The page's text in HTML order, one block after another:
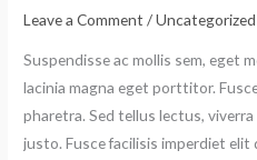
Leave a Comment /Uncategorized
Suspendisse ac mollis sem, eget
lacinia magna eget porttitor.
pharetra. Sed tellus lectus,
justo. Fusce facilisis imperdiet
imperdiet.